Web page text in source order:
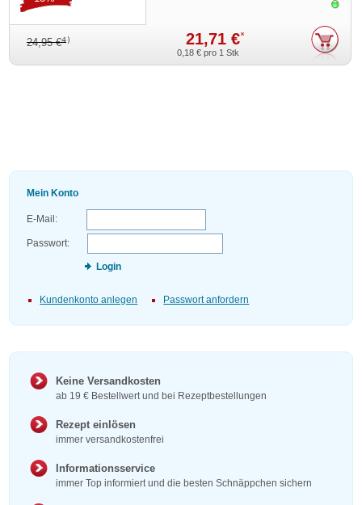
24,95 €4) 21,71 €*
0,18 € pro 1 Stk
Mein Konto
E-Mail:
Passwort:
Login
Kundenkonto anlegen Passwort anfordern
Keine Versandkosten
ab 19 € Bestellwert und bei Rezeptbestellungen
Rezept einlösen
immer versandkostenfrei
Informationsservice
immer Top informiert und die besten Schnäppchen sichern